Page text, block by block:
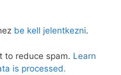
be kell jelentkezni.
to reduce spam. Learn
is processed.